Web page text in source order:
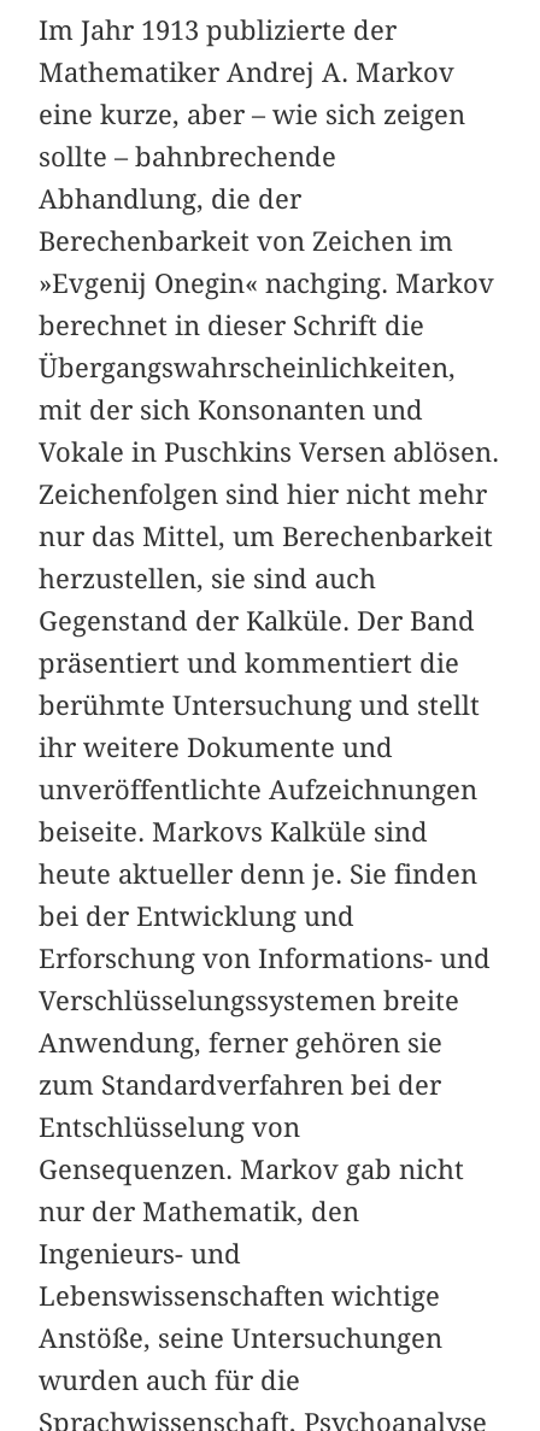
Im Jahr 1913 publizierte der
Mathematiker Andrej A. Markov
eine kurze, aber – wie sich zeigen
sollte – bahnbrechende
Abhandlung, die der
Berechenbarkeit von Zeichen im
»Evgenij Onegin« nachging. Markov
berechnet in dieser Schrift die
Übergangswahrscheinlichkeiten,
mit der sich Konsonanten und
Vokale in Puschkins Versen ablösen.
Zeichenfolgen sind hier nicht mehr
nur das Mittel, um Berechenbarkeit
herzustellen, sie sind auch
Gegenstand der Kalküle. Der Band
präsentiert und kommentiert die
berühmte Untersuchung und stellt
ihr weitere Dokumente und
unveröffentlichte Aufzeichnungen
beiseite. Markovs Kalküle sind
heute aktueller denn je. Sie finden
bei der Entwicklung und
Erforschung von Informations- und
Verschlüsselungssystemen breite
Anwendung, ferner gehören sie
zum Standardverfahren bei der
Entschlüsselung von
Gensequenzen. Markov gab nicht
nur der Mathematik, den
Ingenieurs- und
Lebenswissenschaften wichtige
Anstöße, seine Untersuchungen
wurden auch für die
Sprachwissenschaft, Psychoanalyse